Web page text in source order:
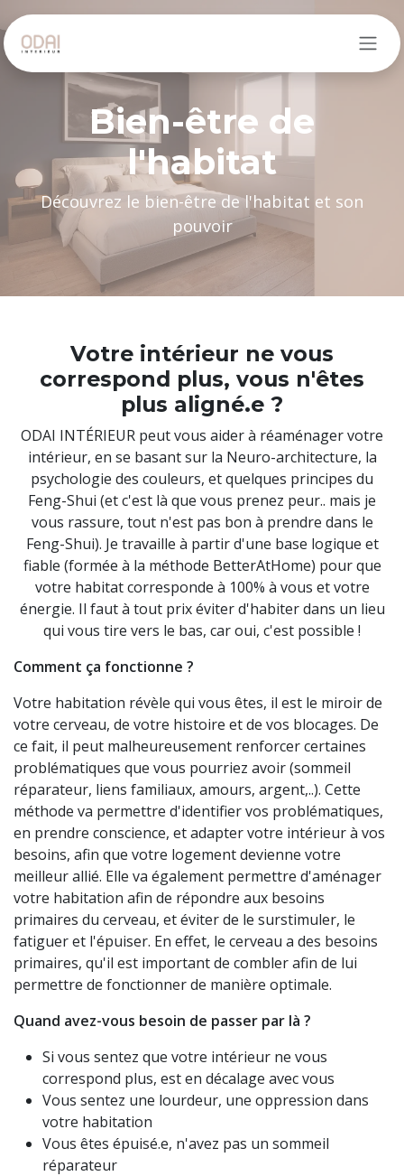
Bien-être de
l'habitat
Découvrez le bien-être de l'habitat et son
pouvoir
Votre intérieur ne vous
correspond plus, vous n'êtes
plus aligné.e ?
ODAI INTÉRIEUR peut vous aider à réaménager votre
intérieur, en se basant sur la Neuro-architecture, la
psychologie des couleurs, et quelques principes du
Feng-Shui (et c'est là que vous prenez peur.. mais je
vous rassure, tout n'est pas bon à prendre dans le
Feng-Shui). Je travaille à partir d'une base logique et
fiable (formée à la méthode BetterAtHome) pour que
votre habitat corresponde à 100% à vous et votre
énergie. Il faut à tout prix éviter d'habiter dans un lieu
qui vous tire vers le bas, car oui, c'est possible !
Comment ça fonctionne ?
Votre habitation révèle qui vous êtes, il est le miroir de
votre cerveau, de votre histoire et de vos blocages. De
ce fait, il peut malheureusement renforcer certaines
problématiques que vous pourriez avoir (sommeil
réparateur, liens familiaux, amours, argent,..). Cette
méthode va permettre d'identifier vos problématiques,
en prendre conscience, et adapter votre intérieur à vos
besoins, afin que votre logement devienne votre
meilleur allié. Elle va également permettre d'aménager
votre habitation afin de répondre aux besoins
primaires du cerveau, et éviter de le surstimuler, le
fatiguer et l'épuiser. En effet, le cerveau a des besoins
primaires, qu'il est important de combler afin de lui
permettre de fonctionner de manière optimale.
Quand avez-vous besoin de passer par là ?
Si vous sentez que votre intérieur ne vous
correspond plus, est en décalage avec vous
Vous sentez une lourdeur, une oppression dans
votre habitation
Vous êtes épuisé.e, n'avez pas un sommeil
réparateur